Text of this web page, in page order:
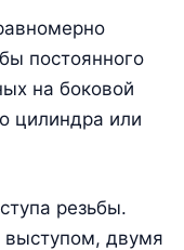
постоянного
на боковой
цилиндра или
резьбы.
выступом, двумя